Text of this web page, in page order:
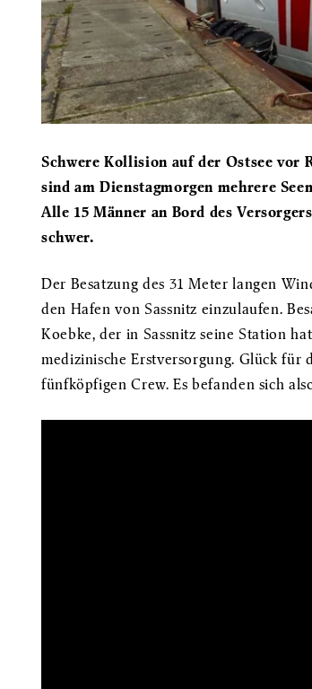
Schwere Kollision auf der Ostsee vor
sind am Dienstagmorgen mehrere
Alle 15 Männer an Bord des
schwer.
Der Besatzung des 31 Meter langen
den Hafen von Sassnitz einzulaufen.
Koebke, der in Sassnitz seine Station
medizinische Erstversorgung. Glück für
fünfköpfigen Crew. Es befanden sich